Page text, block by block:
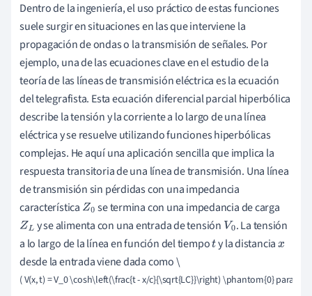
Dentro de la ingeniería, el uso práctico de estas funciones
suele surgir en situaciones en las que interviene la
propagación de ondas o la transmisión de señales. Por
ejemplo, una de las ecuaciones clave en el estudio de la
teoría de las líneas de transmisión eléctrica es la ecuación
del telegrafista. Esta ecuación diferencial parcial hiperbólica
describe la tensión y la corriente a lo largo de una línea
eléctrica y se resuelve utilizando funciones hiperbólicas
complejas. He aquí una aplicación sencilla que implica la
respuesta transitoria de una línea de transmisión. Una línea
de transmisión sin pérdidas con una impedancia
característica Z0 se termina con una impedancia de carga
ZL y se alimenta con una entrada de tensión V0. La tensión
a lo largo de la línea en función del tiempoty la distanciax
desde la entrada viene dada como \
( V(x, t) = V_0 \cosh\left(\frac{t - x/c}{\sqrt{LC}}\right) \phantom{0} para